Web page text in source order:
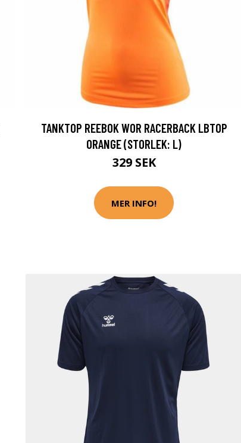
TANKTOP REEBOK WOR RACERBACK LBTOP
ORANGE (STORLEK: L)
329 SEK
MER INFO!